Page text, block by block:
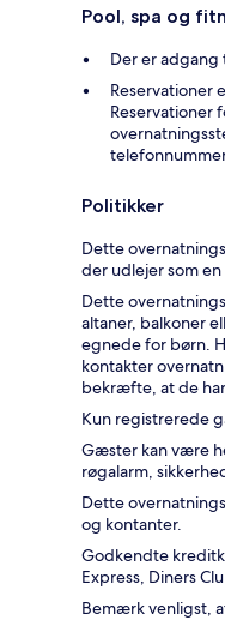
Pool, spa og
Der er adgang
Reservationer
Reservationer
Politikker
Dette
der udlejer som
Dette
altaner, balkoner
egnede for børn.
kontakter
bekræfte, at de
Kun registrerede
Gæster kan være
røgalarm,
Dette
og kontanter.
Godkendte
Express, Diners
Bemærk venligst,